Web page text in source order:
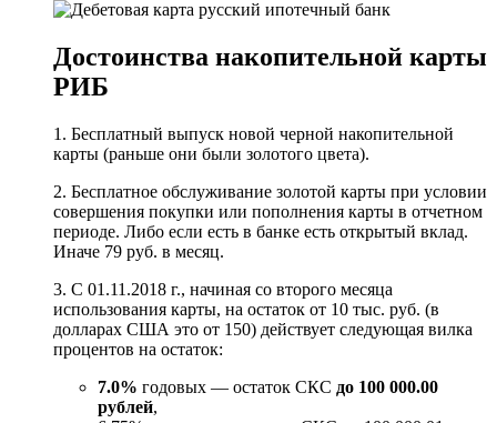
Достоинства накопительной карты
РИБ
1. Бесплатный выпуск новой черной накопительной
карты (раньше они были золотого цвета).
2. Бесплатное обслуживание золотой карты при условии
совершения покупки или пополнения карты в отчетном
периоде. Либо если есть в банке есть открытый вклад.
Иначе 79 руб. в месяц.
3. С 01.11.2018 г., начиная со второго месяца
использования карты, на остаток от 10 тыс. руб. (в
долларах США это от 150) действует следующая вилка
процентов на остаток:
7.0% годовых — остаток СКС до 100 000.00
рублей,